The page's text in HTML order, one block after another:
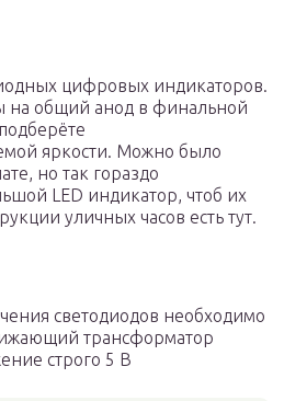
цифровых индикаторов.
на общий анод в финальной
яркости. Можно было
но так гораздо
LED индикатор, чтоб их
уличных часов есть тут.
светодиодов необходимо
трансформатор
строго 5 В